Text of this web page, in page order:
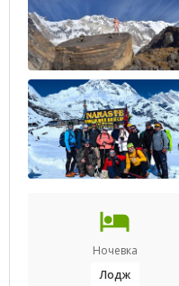
Ночевка
Лодж